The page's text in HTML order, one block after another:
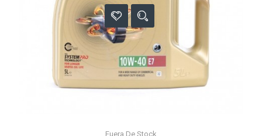
Fuera De Stock